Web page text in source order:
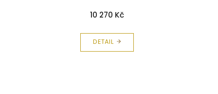
10 270 Kč
DETAIL